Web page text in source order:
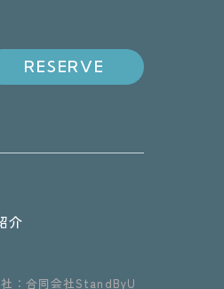
RESERVE
介
：合同会社StandByU